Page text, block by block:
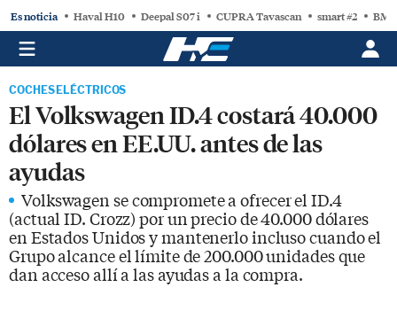
Es noticia Haval H10 Deepal S07 i CUPRA Tavascan smart #2
COCHES ELÉCTRICOS
El Volkswagen ID.4 costará 40.000
dólares en EE.UU. antes de las
ayudas
Volkswagen se compromete a ofrecer el ID.4
(actual ID. Crozz) por un precio de 40.000 dólares
en Estados Unidos y mantenerlo incluso cuando el
Grupo alcance el límite de 200.000 unidades que
dan acceso allí a las ayudas a la compra.